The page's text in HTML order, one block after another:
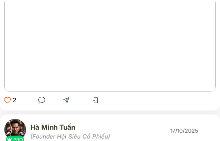
2
PRO
Hà Minh Tuấn
(Founder Hội Siêu Cổ Phiếu)
17/10/2025